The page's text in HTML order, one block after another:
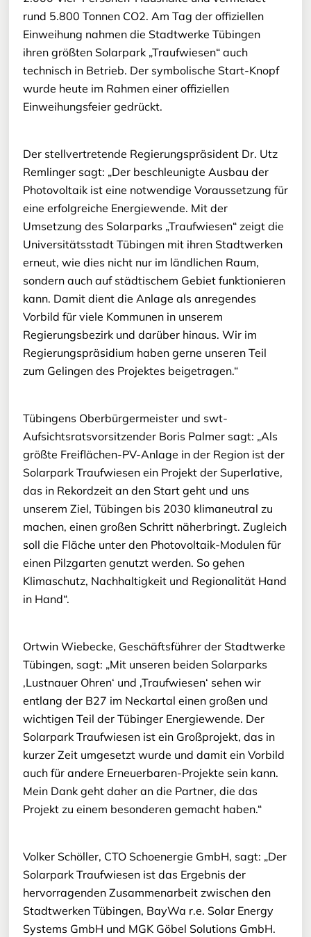
rund 5.800 Tonnen CO2. Am Tag der offiziellen
Einweihung nahmen die Stadtwerke Tübingen
ihren größten Solarpark „Traufwiesen“ auch
technisch in Betrieb. Der symbolische Start-Knopf
wurde heute im Rahmen einer offiziellen
Einweihungsfeier gedrückt.
Der stellvertretende Regierungspräsident Dr. Utz
Remlinger sagt: „Der beschleunigte Ausbau der
Photovoltaik ist eine notwendige Voraussetzung für
eine erfolgreiche Energiewende. Mit der
Umsetzung des Solarparks „Traufwiesen“ zeigt die
Universitätsstadt Tübingen mit ihren Stadtwerken
erneut, wie dies nicht nur im ländlichen Raum,
sondern auch auf städtischem Gebiet funktionieren
kann. Damit dient die Anlage als anregendes
Vorbild für viele Kommunen in unserem
Regierungsbezirk und darüber hinaus. Wir im
Regierungspräsidium haben gerne unseren Teil
zum Gelingen des Projektes beigetragen.“
Tübingens Oberbürgermeister und swt-
Aufsichtsratsvorsitzender Boris Palmer sagt: „Als
größte Freiflächen-PV-Anlage in der Region ist der
Solarpark Traufwiesen ein Projekt der Superlative,
das in Rekordzeit an den Start geht und uns
unserem Ziel, Tübingen bis 2030 klimaneutral zu
machen, einen großen Schritt näherbringt. Zugleich
soll die Fläche unter den Photovoltaik-Modulen für
einen Pilzgarten genutzt werden. So gehen
Klimaschutz, Nachhaltigkeit und Regionalität Hand
in Hand“.
Ortwin Wiebecke, Geschäftsführer der Stadtwerke
Tübingen, sagt: „Mit unseren beiden Solarparks
‚Lustnauer Ohren‘ und ‚Traufwiesen‘ sehen wir
entlang der B27 im Neckartal einen großen und
wichtigen Teil der Tübinger Energiewende. Der
Solarpark Traufwiesen ist ein Großprojekt, das in
kurzer Zeit umgesetzt wurde und damit ein Vorbild
auch für andere Erneuerbaren-Projekte sein kann.
Mein Dank geht daher an die Partner, die das
Projekt zu einem besonderen gemacht haben.“
Volker Schöller, CTO Schoenergie GmbH, sagt: „Der
Solarpark Traufwiesen ist das Ergebnis der
hervorragenden Zusammenarbeit zwischen den
Stadtwerken Tübingen, BayWa r.e. Solar Energy
Systems GmbH und MGK Göbel Solutions GmbH.